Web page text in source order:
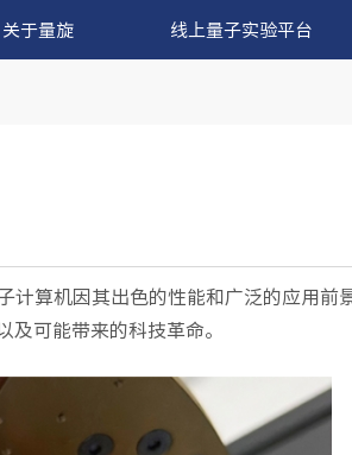
关于量旋 线上量子实验平台
计算机因其出色的性能和广泛的应用前
可能带来的科技革命。